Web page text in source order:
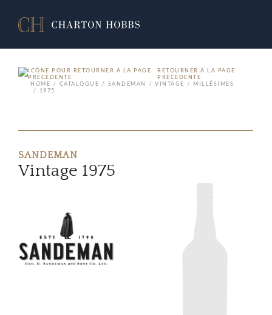
RETOURNER À LA PAGE
PRÉCÉDENTE
HOME
CATALOGUE SANDEMAN VINTAGE
MILLÉSIMES
1975
SANDEMAN
Vintage 1975